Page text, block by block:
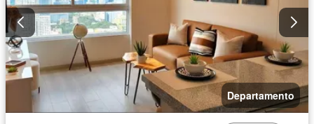
Departamento